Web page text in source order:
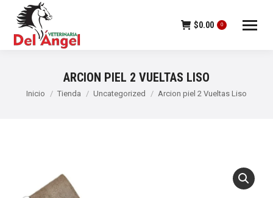
$0.00 0
ARCION PIEL 2 VUELTAS LISO
Estás aquí:
Inicio Tienda Uncategorized Arcion piel 2 Vueltas Liso